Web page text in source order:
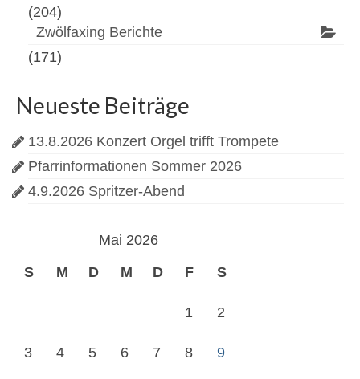
(204)
Zwölfaxing Berichte
(171)
Neueste Beiträge
13.8.2026 Konzert Orgel trifft Trompete
Pfarrinformationen Sommer 2026
4.9.2026 Spritzer-Abend
Mai 2026
S
M D M D F S
1 2
3 4 5 6 7 8 9